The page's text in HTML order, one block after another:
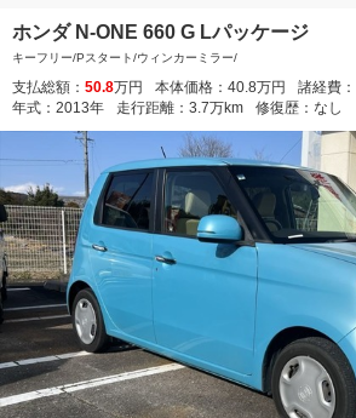
ホンダ N-ONE 660 G Lパッケージ
キーフリー/Pスタート/ウィンカーミラー/
支払総額： 50.8万円 本体価格： 40.8万円 諸経費：
年式： 2013年 走行距離： 3.7万km 修復歴： なし